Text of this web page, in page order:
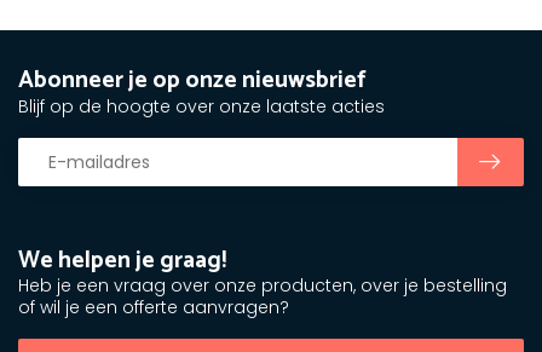
We helpen je graag!
Heb je een vraag over onze producten, over je bestelling
of wil je een offerte aanvragen?
Abonneer je op onze nieuwsbrief
Blijf op de hoogte over onze laatste acties